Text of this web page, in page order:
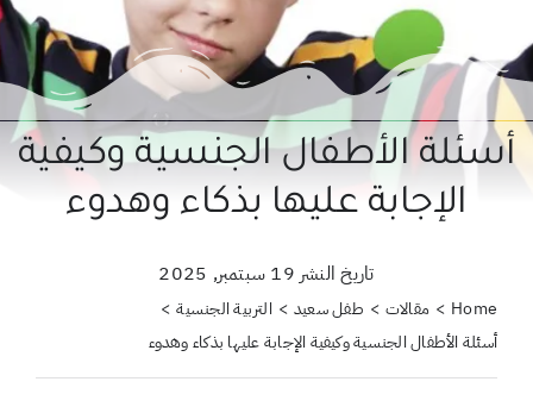
حول علمتني كنز
احجزي استشارة
أسئلة الأطفال الجنسية وكيفية
الإجابة عليها بذكاء وهدوء
Home مقالات طفل سعيد
التربية الجنسية
أسئلة الأطفال الجنسية وكيفية الإجابة عليها بذكاء وهدوء
تاريخ النشر 19 سبتمبر, 2025